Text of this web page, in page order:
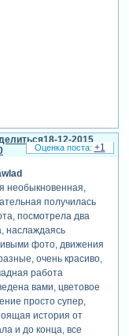
18-12-2015
необыкновенная,
получилась
посмотрела два
наслаждаясь
фото, движения
очень красиво,
работа
вами, цветовое
просто супер,
история от
и до конца, все
+1